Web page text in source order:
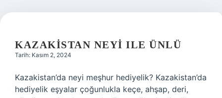
KAZAKISTAN NEYI ILE ÜNLÜ
Tarih: Kasım 2, 2024
Kazakistan’da neyi meşhur hediyelik? Kazakistan’da
hediyelik eşyalar çoğunlukla keçe, ahşap, deri,